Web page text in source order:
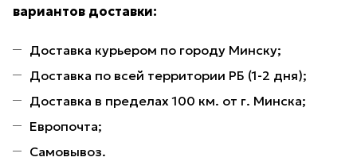
вариантов доставки:
Доставка курьером по городу Минску;
Доставка по всей территории РБ (1-2 дня);
Доставка в пределах 100 км. от г. Минска;
Европочта;
Самовывоз.